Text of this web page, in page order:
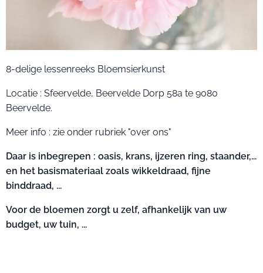
8-delige lessenreeks Bloemsierkunst
Locatie : Sfeervelde, Beervelde Dorp 58a te 9080
Beervelde.
Meer info : zie onder rubriek "over ons"
Daar is inbegrepen : oasis, krans, ijzeren ring, staander,...
en het basismateriaal zoals wikkeldraad, fijne
binddraad, ...
Voor de bloemen zorgt u zelf, afhankelijk van uw
budget, uw tuin, ...